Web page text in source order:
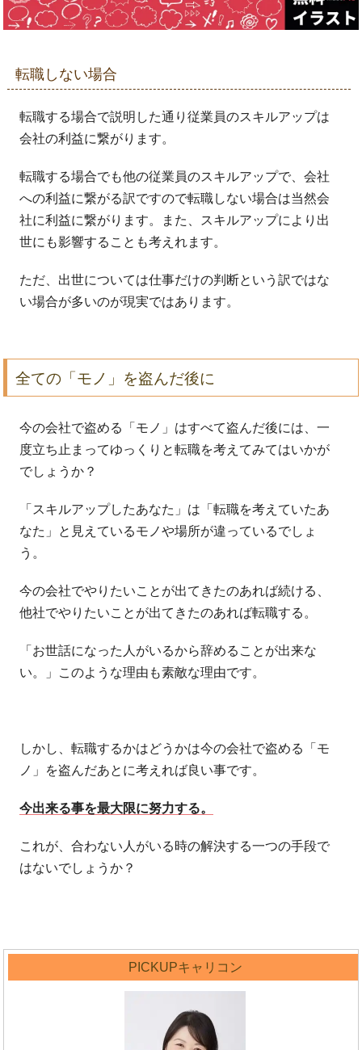
転職しない場合
転職する場合で説明した通り従業員のスキルアップは
会社の利益に繋がります。
転職する場合でも他の従業員のスキルアップで、会社
への利益に繋がる訳ですので転職しない場合は当然会
社に利益に繋がります。また、スキルアップにより出
世にも影響することも考えれます。
ただ、出世については仕事だけの判断という訳ではな
い場合が多いのが現実ではあります。
全ての「モノ」を盗んだ後に
今の会社で盗める「モノ」はすべて盗んだ後には、一
度立ち止まってゆっくりと転職を考えてみてはいかが
でしょうか？
「スキルアップしたあなた」は「転職を考えていたあ
なた」と見えているモノや場所が違っているでしょ
う。
今の会社でやりたいことが出てきたのあれば続ける、
他社でやりたいことが出てきたのあれば転職する。
「お世話になった人がいるから辞めることが出来な
い。」このような理由も素敵な理由です。
しかし、転職するかはどうかは今の会社で盗める「モ
ノ」を盗んだあとに考えれば良い事です。
今出来る事を最大限に努力する。
これが、合わない人がいる時の解決する一つの手段で
はないでしょうか？
PICKUPキャリコン